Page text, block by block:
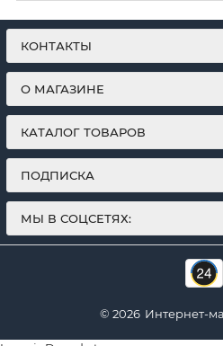
КОНТАКТЫ
О МАГАЗИНЕ
КАТАЛОГ ТОВАРОВ
ПОДПИСКА
МЫ В СОЦСЕТЯХ:
© 2026 Интернет-